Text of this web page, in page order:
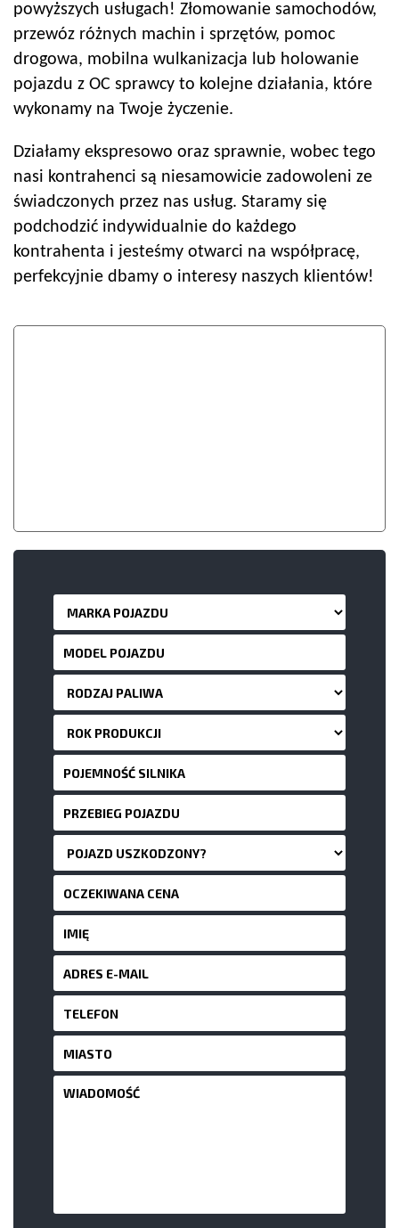
powyższych usługach! Złomowanie samochodów,
przewóz różnych machin i sprzętów, pomoc
drogowa, mobilna wulkanizacja lub holowanie
pojazdu z OC sprawcy to kolejne działania, które
wykonamy na Twoje życzenie.
Działamy ekspresowo oraz sprawnie, wobec tego
nasi kontrahenci są niesamowicie zadowoleni ze
świadczonych przez nas usług. Staramy się
podchodzić indywidualnie do każdego
kontrahenta i jesteśmy otwarci na współpracę,
perfekcyjnie dbamy o interesy naszych klientów!